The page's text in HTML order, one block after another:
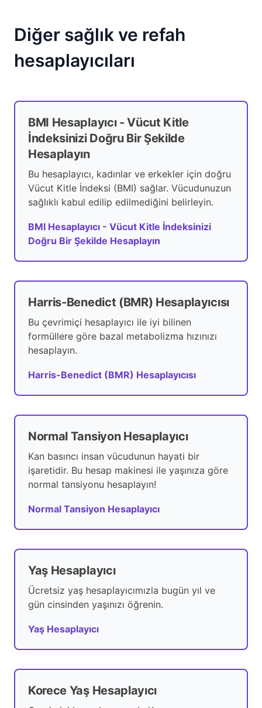
Diğer sağlık ve refah
hesaplayıcıları
BMI Hesaplayıcı - Vücut Kitle
İndeksinizi Doğru Bir Şekilde
Hesaplayın
Bu hesaplayıcı, kadınlar ve erkekler için doğru
Vücut Kitle İndeksi (BMI) sağlar. Vücudunuzun
sağlıklı kabul edilip edilmediğini belirleyin.
BMI Hesaplayıcı - Vücut Kitle İndeksinizi
Doğru Bir Şekilde Hesaplayın
Harris-Benedict (BMR) Hesaplayıcısı
Bu çevrimiçi hesaplayıcı ile iyi bilinen
formüllere göre bazal metabolizma hızınızı
hesaplayın.
Harris-Benedict (BMR) Hesaplayıcısı
Normal Tansiyon Hesaplayıcı
Kan basıncı insan vücudunun hayati bir
işaretidir. Bu hesap makinesi ile yaşınıza göre
normal tansiyonu hesaplayın!
Normal Tansiyon Hesaplayıcı
Yaş Hesaplayıcı
Ücretsiz yaş hesaplayıcımızla bugün yıl ve
gün cinsinden yaşınızı öğrenin.
Yaş Hesaplayıcı
Korece Yaş Hesaplayıcı